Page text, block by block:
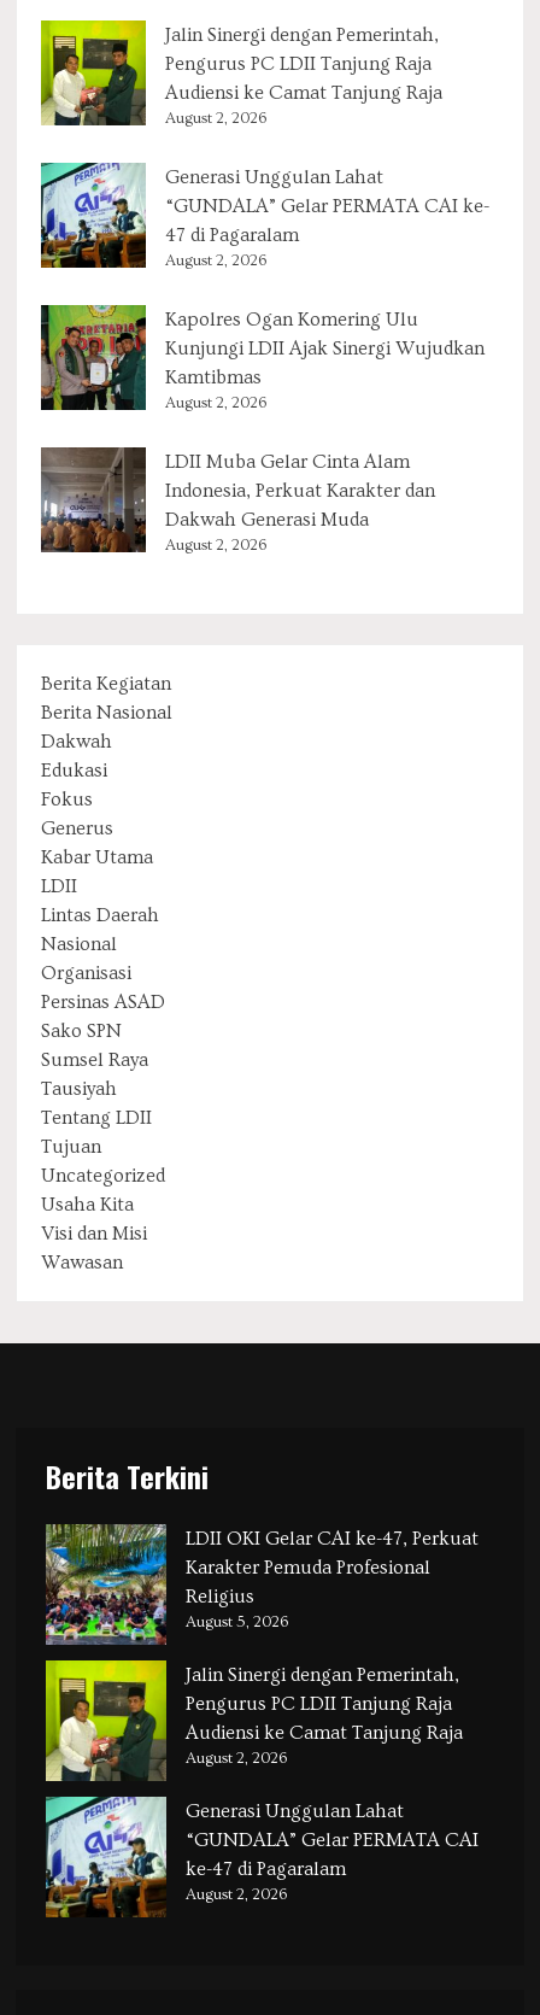
Jalin Sinergi dengan Pemerintah,
Pengurus PC LDII Tanjung Raja
Audiensi ke Camat Tanjung Raja
August 2, 2026
Generasi Unggulan Lahat
“GUNDALA” Gelar PERMATA CAI ke-
47 di Pagaralam
August 2, 2026
Kapolres Ogan Komering Ulu
Kunjungi LDII Ajak Sinergi Wujudkan
Kamtibmas
August 2, 2026
LDII Muba Gelar Cinta Alam
Indonesia, Perkuat Karakter dan
Dakwah Generasi Muda
August 2, 2026
Berita Kegiatan
Berita Nasional
Dakwah
Edukasi
Fokus
Generus
Kabar Utama
LDII
Lintas Daerah
Nasional
Organisasi
Persinas ASAD
Sako SPN
Sumsel Raya
Tausiyah
Tentang LDII
Tujuan
Uncategorized
Usaha Kita
Visi dan Misi
Wawasan
Berita Terkini
LDII OKI Gelar CAI ke-47, Perkuat
Karakter Pemuda Profesional
Religius
August 5, 2026
Jalin Sinergi dengan Pemerintah,
Pengurus PC LDII Tanjung Raja
Audiensi ke Camat Tanjung Raja
August 2, 2026
Generasi Unggulan Lahat
“GUNDALA” Gelar PERMATA CAI
ke-47 di Pagaralam
August 2, 2026